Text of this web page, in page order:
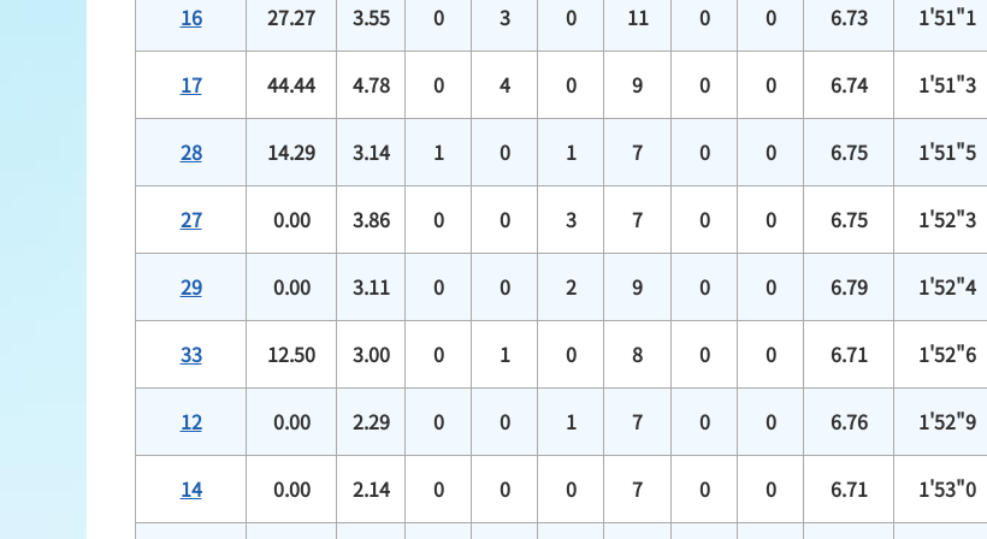
16 27.27 3.55 0 3 0 11 0 0 6.73 1'51"1
17 44.44 4.78 0 4 0 9 0 0 6.74 1'51"3
28 14.29 3.14 1 0 1 7 0 0 6.75 1'51"5
27 0.00 3.86 0 0 3 7 0 0 6.75 1'52"3
29 0.00 3.11 0 0 2 9 0 0 6.79 1'52"4
33 12.50 3.00 0 1 0 8 0 0 6.71 1'52"6
12 0.00 2.29 0 0 1 7 0 0 6.76 1'52"9
14 0.00 2.14 0 0 0 7 0 0 6.71 1'53"0